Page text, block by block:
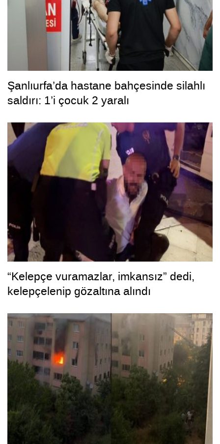
Şanlıurfa’da hastane bahçesinde silahlı
saldırı: 1’i çocuk 2 yaralı
“Kelepçe vuramazlar, imkansız” dedi,
kelepçelenip gözaltına alındı